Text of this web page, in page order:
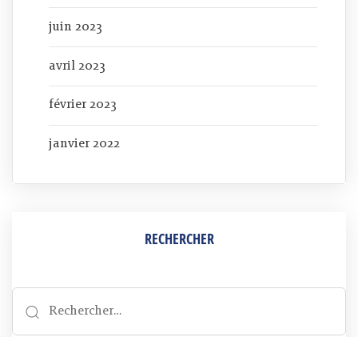
juin 2023
avril 2023
février 2023
janvier 2022
RECHERCHER